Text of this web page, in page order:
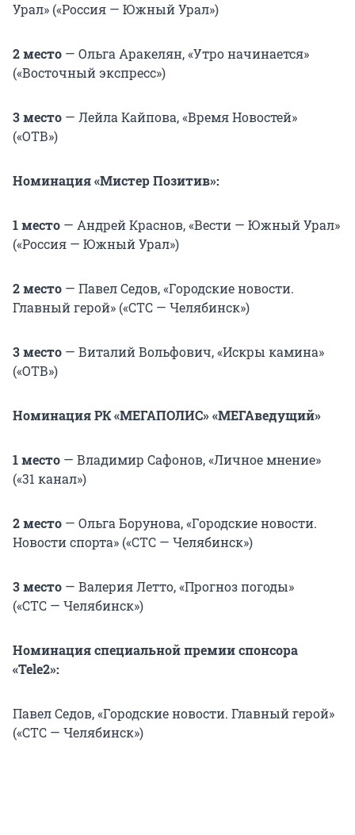
Урал» («Россия — Южный Урал»)
2 место — Ольга Аракелян, «Утро начинается»
(«Восточный экспресс»)
3 место — Лейла Кайпова, «Время Новостей»
(«ОТВ»)
Номинация «Мистер Позитив»:
1 место — Андрей Краснов, «Вести — Южный Урал»
(«Россия — Южный Урал»)
2 место — Павел Седов, «Городские новости.
Главный герой» («СТС — Челябинск»)
3 место — Виталий Вольфович, «Искры камина»
(«ОТВ»)
Номинация РК «МЕГАПОЛИС» «МЕГАведущий»
1 место — Владимир Сафонов, «Личное мнение»
(«31 канал»)
2 место — Ольга Борунова, «Городские новости.
Новости спорта» («СТС — Челябинск»)
3 место — Валерия Летто, «Прогноз погоды»
(«СТС — Челябинск»)
Номинация специальной премии спонсора
«Tele2»:
Павел Седов, «Городские новости. Главный герой»
(«СТС — Челябинск»)